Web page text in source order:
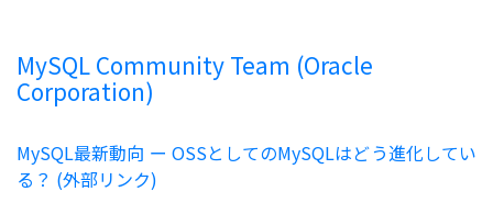
MySQL Community Team (Oracle
Corporation)
MySQL最新動向 ー OSSとしてのMySQLはどう進化してい
る？ (外部リンク)